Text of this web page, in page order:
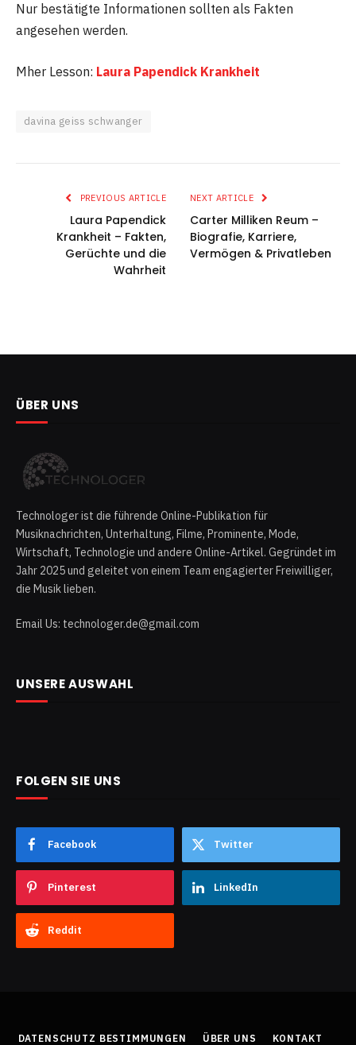
Nur bestätigte Informationen sollten als Fakten
angesehen werden.
Mher Lesson: Laura Papendick Krankheit
davina geiss schwanger
PREVIOUS ARTICLE
Laura Papendick
Krankheit – Fakten,
Gerüchte und die
Wahrheit
NEXT ARTICLE
Carter Milliken Reum –
Biografie, Karriere,
Vermögen & Privatleben
ÜBER UNS
Technologer ist die führende Online-Publikation für
Musiknachrichten, Unterhaltung, Filme, Prominente, Mode,
Wirtschaft, Technologie und andere Online-Artikel. Gegründet im
Jahr 2025 und geleitet von einem Team engagierter Freiwilliger,
die Musik lieben.
Email Us: technologer.de@gmail.com
UNSERE AUSWAHL
FOLGEN SIE UNS
Facebook Twitter
Pinterest LinkedIn
Reddit
DATENSCHUTZ BESTIMMUNGEN ÜBER UNS KONTAKT